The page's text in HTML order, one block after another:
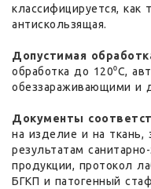
классифицируется, как
антискользящая.
Допустимая
обработка до 120⁰С,
обеззараживающими и
Документы
на изделие и на ткань,
результатам
продукции, протокол
БГКП и патогенный